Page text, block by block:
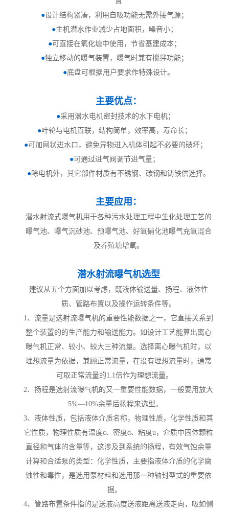
●设计结构紧凑，利用自吸功能无需外接气源；
●主机潜水作业减少占地面积，噪音小；
●可直接在氧化塘中使用，节省基建成本；
●独立移动的曝气装置，曝气时兼有搅拌功能；
●底盘可根据用户要求作特殊设计。
主要优点：
●采用潜水电机密封技术的水下电机；
●叶轮与电机直联，结构简单，效率高，寿命长；
●可加网状进水口，避免异物进入机体引起不必要的破坏；
●可通过进气阀调节进气量；
●除电机外，其它部件材质有不锈钢、碳钢和铸铁供选择。
主要应用：
潜水射流式曝气机用于各种污水处理工程中生化处理工艺的
曝气池、曝气沉砂池、预曝气池、好氧硝化池曝气充氧混合
及养殖塘增氧。
潜水射流曝气机选型
建议从五个方面加以考虑，既液体输送量、扬程、液体性
质、管路布置以及操作运转条件等。
1、流量是选射流曝气机的重要性能数据之一，它直接关系到
整个装置的的生产能力和输送能力。如设计工艺能算出离心
曝气机正常、较小、较大三种流量。选择离心曝气机时，以
理想流量为依据，兼顾正常流量，在没有理想流量时，通常
可取正常流量的1.1倍作为理想流量。
2、扬程是选射流曝气机的又一重要性能数据，一般要用放大
5%—10%余量后扬程来选型。
3、液体性质，包括液体介质名称，物理性质，化学性质和其
它性质，物理性质有温度c、密度d、粘度u，介质中固体颗粒
直径和气体的含量等，这涉及到系统的扬程，有效气蚀余量
计算和合适泵的类型：化学性质，主要指液体介质的化学腐
蚀性和毒性，是选用泵材料和选用那一种轴封型式的重要依
据。
4、管路布置条件指的是送液高度送液距离送液走向，吸如侧